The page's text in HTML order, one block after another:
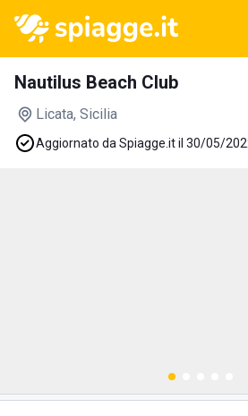
Nautilus Beach Club
Licata, Sicilia
Aggiornato da Spiagge.it il 30/05/